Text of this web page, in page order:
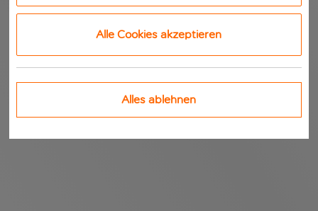
Alle Cookies akzeptieren
Alles ablehnen